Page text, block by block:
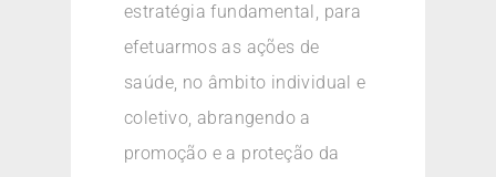
estratégia fundamental, para
efetuarmos as ações de
saúde, no âmbito individual e
coletivo, abrangendo a
promoção e a proteção da